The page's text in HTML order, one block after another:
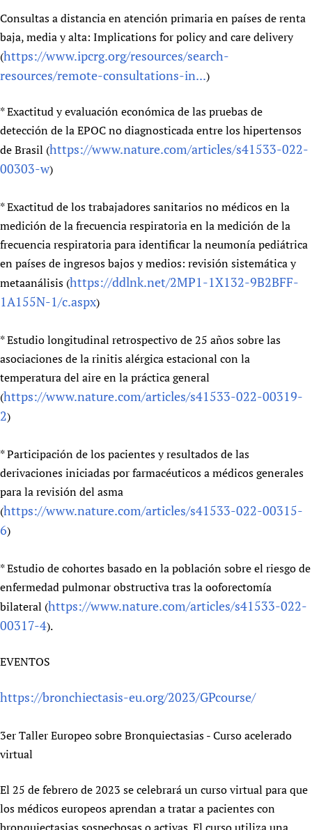
Consultas a distancia en atención primaria en países de renta
baja, media y alta: Implications for policy and care delivery
(https://www.ipcrg.org/resources/search-
resources/remote-consultations-in...)
* Exactitud y evaluación económica de las pruebas de
detección de la EPOC no diagnosticada entre los hipertensos
de Brasil (https://www.nature.com/articles/s41533-022-
00303-w)
* Exactitud de los trabajadores sanitarios no médicos en la
medición de la frecuencia respiratoria en la medición de la
frecuencia respiratoria para identificar la neumonía pediátrica
en países de ingresos bajos y medios: revisión sistemática y
metaanálisis (https://ddlnk.net/2MP1-1X132-9B2BFF-
1A155N-1/c.aspx)
* Estudio longitudinal retrospectivo de 25 años sobre las
asociaciones de la rinitis alérgica estacional con la
temperatura del aire en la práctica general
(https://www.nature.com/articles/s41533-022-00319-
2)
* Participación de los pacientes y resultados de las
derivaciones iniciadas por farmacéuticos a médicos generales
para la revisión del asma
(https://www.nature.com/articles/s41533-022-00315-
6)
* Estudio de cohortes basado en la población sobre el riesgo de
enfermedad pulmonar obstructiva tras la ooforectomía
bilateral (https://www.nature.com/articles/s41533-022-
00317-4).
EVENTOS
https://bronchiectasis-eu.org/2023/GPcourse/
3er Taller Europeo sobre Bronquiectasias - Curso acelerado
virtual
El 25 de febrero de 2023 se celebrará un curso virtual para que
los médicos europeos aprendan a tratar a pacientes con